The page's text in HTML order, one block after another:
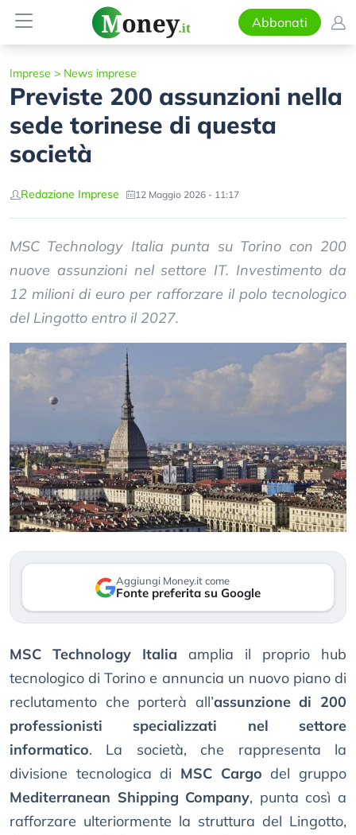
Abbonati
Imprese > News imprese
Previste 200 assunzioni nella
sede torinese di questa
società
Redazione Imprese 12 Maggio 2026 - 11:17
MSC Technology Italia punta su Torino con 200
nuove assunzioni nel settore IT. Investimento da
12 milioni di euro per rafforzare il polo tecnologico
del Lingotto entro il 2027.
Aggiungi Money.it come
Fonte preferita su Google
MSC Technology Italia amplia il proprio hub
tecnologico di Torino e annuncia un nuovo piano di
reclutamento che porterà all’assunzione di 200
professionisti specializzati nel settore
informatico. La società, che rappresenta la
divisione tecnologica di MSC Cargo del gruppo
Mediterranean Shipping Company, punta così a
rafforzare ulteriormente la struttura del Lingotto,